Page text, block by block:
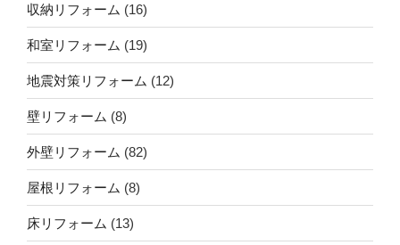
収納リフォーム (16)
和室リフォーム (19)
地震対策リフォーム (12)
壁リフォーム (8)
外壁リフォーム (82)
屋根リフォーム (8)
床リフォーム (13)